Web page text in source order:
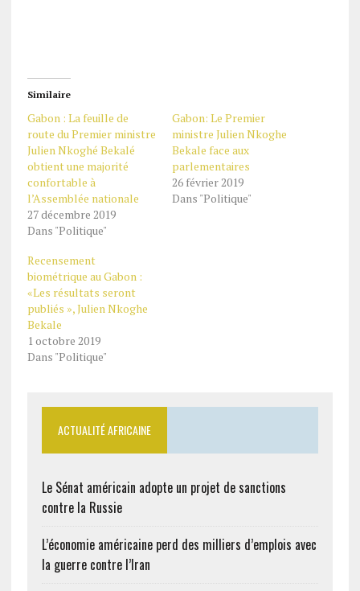
Similaire
Gabon : La feuille de
route du Premier ministre
Julien Nkoghé Bekalé
obtient une majorité
confortable à
l’Assemblée nationale
27 décembre 2019
Dans "Politique"
Gabon: Le Premier
ministre Julien Nkoghe
Bekale face aux
parlementaires
26 février 2019
Dans "Politique"
Recensement
biométrique au Gabon :
«Les résultats seront
publiés », Julien Nkoghe
Bekale
1 octobre 2019
Dans "Politique"
ACTUALITÉ AFRICAINE
Le Sénat américain adopte un projet de sanctions
contre la Russie
L’économie américaine perd des milliers d’emplois avec
la guerre contre l’Iran